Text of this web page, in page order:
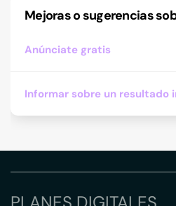
Mejoras o sugerencias
Anúnciate gratis
Informar sobre un resultado